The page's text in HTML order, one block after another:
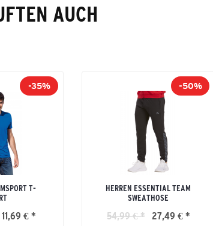
AUCH
-35%
T-
11,69 € *
-50%
HERREN ESSENTIAL TEAM
SWEATHOSE
54,99 € * 27,49 € *